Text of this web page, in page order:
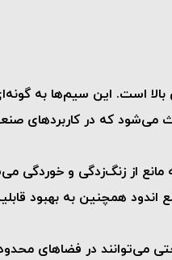
که در کاربردهای
از زنگ‌زدگی و خوردگی
اندود همچنین به بهبود
می‌توانند در فضاهای